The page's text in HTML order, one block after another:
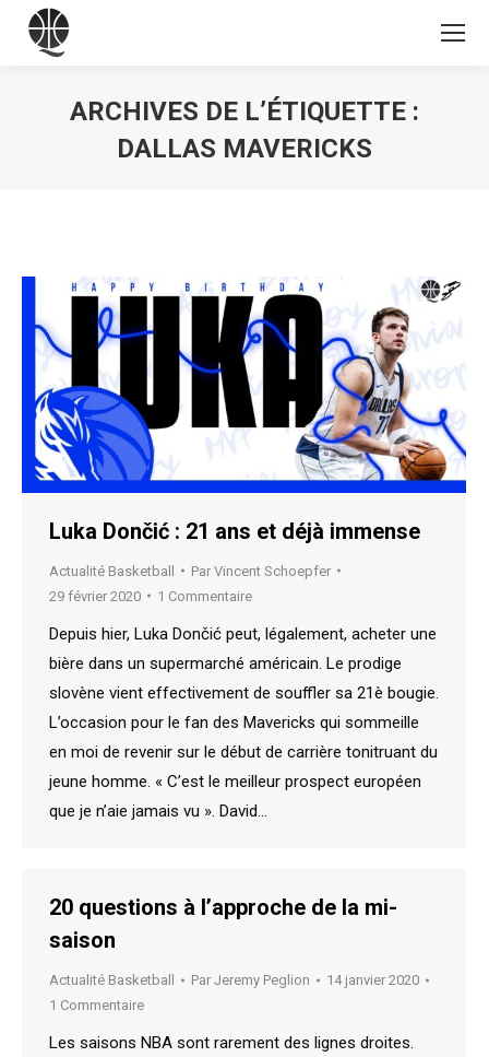
ARCHIVES DE L’ÉTIQUETTE :
DALLAS MAVERICKS
Luka Dončić : 21 ans et déjà immense
Actualité Basketball Par Vincent Schoepfer
29 février 2020
1 Commentaire
Depuis hier, Luka Dončić peut, légalement, acheter une
bière dans un supermarché américain. Le prodige
slovène vient effectivement de souffler sa 21è bougie.
L’occasion pour le fan des Mavericks qui sommeille
en moi de revenir sur le début de carrière tonitruant du
jeune homme. « C’est le meilleur prospect européen
que je n’aie jamais vu ». David…
20 questions à l’approche de la mi-
saison
Actualité Basketball Par Jeremy Peglion
14 janvier 2020
1 Commentaire
Les saisons NBA sont rarement des lignes droites.